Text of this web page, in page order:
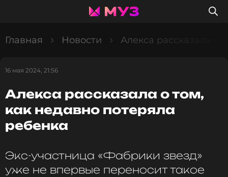
Главная Новости Алекса рассказала о
16 мая 2024, 21:56
Алекса рассказала о том,
как недавно потеряла
ребенка
Экс-участница «Фабрики звезд»
уже не впервые переносит такое